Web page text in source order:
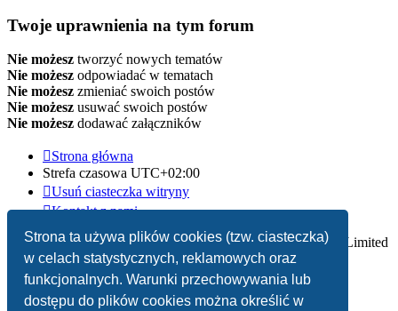
Strona ta używa plików cookies (tzw. ciasteczka)
w celach statystycznych, reklamowych oraz
funkcjonalnych. Warunki przechowywania lub
dostępu do plików cookies można określić w
Twoje uprawnienia na tym forum
Nie możesz tworzyć nowych tematów
Nie możesz odpowiadać w tematach
Nie możesz zmieniać swoich postów
Nie możesz usuwać swoich postów
Nie możesz dodawać załączników
Strona główna
Strefa czasowa UTC+02:00
Usuń ciasteczka witryny
Kontakt z nami
Technologię dostarczaphpBB® Forum Software © phpBB Limited
Polski pakiet językowy dostarczaphpBB.pl
Zasady ochrony danych osobowych |Regulamin